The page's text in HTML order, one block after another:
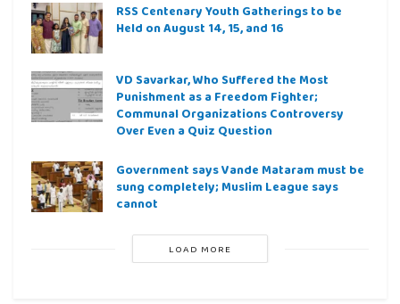
RSS Centenary Youth Gatherings to be
Held on August 14, 15, and 16
VD Savarkar, Who Suffered the Most
Punishment as a Freedom Fighter;
Communal Organizations Controversy
Over Even a Quiz Question
Government says Vande Mataram must be
sung completely; Muslim League says
cannot
LOAD MORE